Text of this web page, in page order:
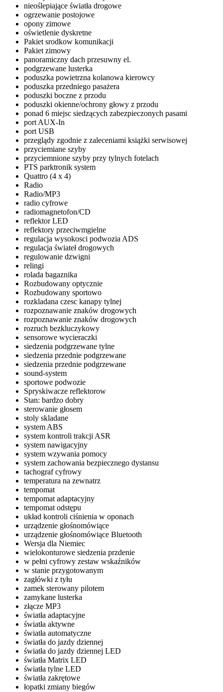
nieoślepiające światła drogowe
ogrzewanie postojowe
opony zimowe
oświetlenie dyskretne
Pakiet srodkow komunikacji
Pakiet zimowy
panoramiczny dach przesuwny el.
podgrzewane lusterka
poduszka powietrzna kolanowa kierowcy
poduszka przedniego pasażera
poduszki boczne z przodu
poduszki okienne/ochrony głowy z przodu
ponad 6 miejsc siedzących zabezpieczonych pasami
port AUX-In
port USB
przeglądy zgodnie z zaleceniami książki serwisowej
przyciemiane szyby
przyciemnione szyby przy tylnych fotelach
PTS parktronik system
Quattro (4 x 4)
Radio
Radio/MP3
radio cyfrowe
radiomagnetofon/CD
reflektor LED
reflektory przeciwmgielne
regulacja wysokosci podwozia ADS
regulacja świateł drogowych
regulowanie dzwigni
relingi
rolada bagaznika
Rozbudowany optycznie
Rozbudowany sportowo
rozkladana czesc kanapy tylnej
rozpoznawanie znaków drogowych
rozpoznawanie znaków drogowych
rozruch bezkluczykowy
sensorowe wycieraczki
siedzenia podgrzewane tylne
siedzenia przednie podgrzewane
siedzenia przednie podgrzewane
sound-system
sportowe podwozie
Spryskiwacze reflektorow
Stan: bardzo dobry
sterowanie głosem
stoly skladane
system ABS
system kontroli trakcji ASR
system nawigacyjny
system wzywania pomocy
system zachowania bezpiecznego dystansu
tachograf cyfrowy
temperatura na zewnatrz
tempomat
tempomat adaptacyjny
tempomat odstępu
układ kontroli ciśnienia w oponach
urządzenie głośnomówiące
urządzenie głośnomówiące Bluetooth
Wersja dla Niemiec
wielokonturowe siedzenia przdenie
w pełni cyfrowy zestaw wskaźników
w stanie przygotowanym
zagłówki z tyłu
zamek sterowany pilotem
zamykane lusterka
złącze MP3
światła adaptacyjne
światła aktywne
światła automatyczne
światła do jazdy dziennej
światła do jazdy dziennej LED
światła Matrix LED
światła tylne LED
światła zakrętowe
łopatki zmiany biegów